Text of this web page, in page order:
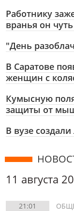
Работнику
вранья он
"День
В Саратове
женщин с
Кумысную
защиты от
В вузе
11 августа
21:01